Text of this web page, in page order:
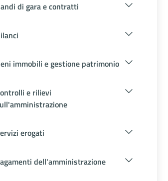
di gara e contratti
immobili e gestione patrimonio
e rilievi
erogati
dell'amministrazione